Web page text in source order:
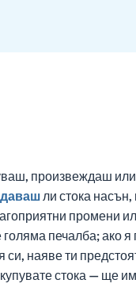
произвеждаш или
ли стока
промени
печалба; ако
си, наяве ти
стока — ще